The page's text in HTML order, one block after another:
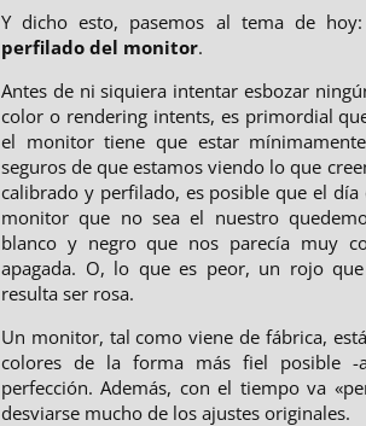
Y dicho esto, pasemos al tema de
perfilado del monitor.
Antes de ni siquiera intentar esbozar
color o rendering intents, es primordial
el monitor tiene que estar
seguros de que estamos viendo lo que
calibrado y perfilado, es posible que el
monitor que no sea el nuestro
blanco y negro que nos parecía muy
apagada. O, lo que es peor, un rojo
resulta ser rosa.
Un monitor, tal como viene de fábrica,
colores de la forma más fiel posible -
perfección. Además, con el tiempo va
desviarse mucho de los ajustes originales.